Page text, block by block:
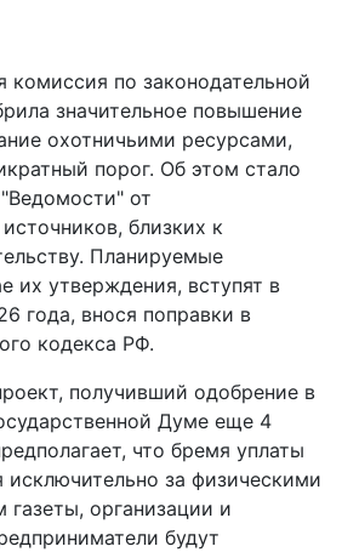
комиссия по законодательной
значительное повышение
охотничьими ресурсами,
порог. Об этом стало
от
близких к
Планируемые
их утверждения, вступят в
года, внося поправки в
кодекса РФ.
получивший одобрение в
Думе еще 4
что бремя уплаты
исключительно за физическими
организации и
будут